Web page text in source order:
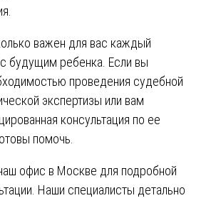
важен для вас каждый
будущим ребенка. Если вы
проведения судебной
экспертизы или вам
консультация по ее
помочь.
офис в Москве для подробной
Наши специалисты детально